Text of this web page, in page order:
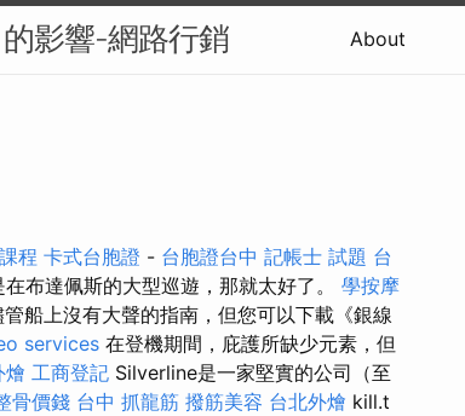
影響-網路行銷 About
程 卡式台胞證 - 台胞證台中 記帳士 試題 台
布達佩斯的大型巡遊，那就太好了。 學按摩
管船上沒有大聲的​​指南，但您可以下載《銀線
services 在登機期間，庇護所缺少元素，但
燴 工商登記 Silverline是一家堅實的公司（至
骨價錢 台中 抓龍筋 撥筋美容 台北外燴 kill.t